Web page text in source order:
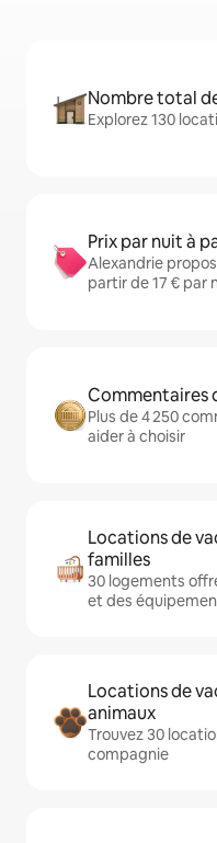
Nombre total
Explorez 130
Prix par nuit à
Alexandrie
partir de 17 € par
Commentaires
Plus de 4 250
aider à choisir
Locations de
familles
30 logements
et des
Locations de
animaux
Trouvez 30
compagnie